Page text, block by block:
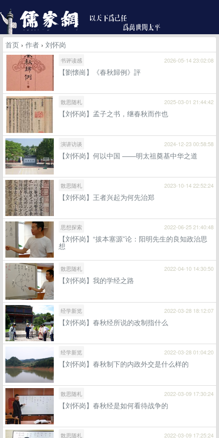
首页 › 作者 › 刘怀岗
书评读感 2026-05-14 23:02:08
【劉懐崗】《春秋歸例》評
散思随札 2025-03-01 21:44:42
【刘怀岗】孟子之书，继春秋而作也
演讲访谈 2024-12-23 00:58:58
【刘怀岗】何以中国 ——明太祖奠基中华之道
散思随札 2023-10-14 22:52:24
【刘怀岗】王者兴起为何先治郑
思想探索 2022-06-25 21:40:48
【刘怀岗】“拔本塞源”论：阳明先生的良知政治思
想
散思随札 2022-04-10 14:30:50
【刘怀岗】我的学经之路
经学新览 2022-03-28 18:12:07
【刘怀岗】春秋经所说的改制指什么
经学新览 2022-03-28 01:04:20
【刘怀岗】春秋制下的内政外交是什么样的
散思随札 2022-03-09 17:30:24
【刘怀岗】春秋经是如何看待战争的
散思随札 2022-03-09 17:25:24